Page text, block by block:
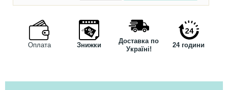
Оплата Знижки
Доставка по
Україні!
24 години